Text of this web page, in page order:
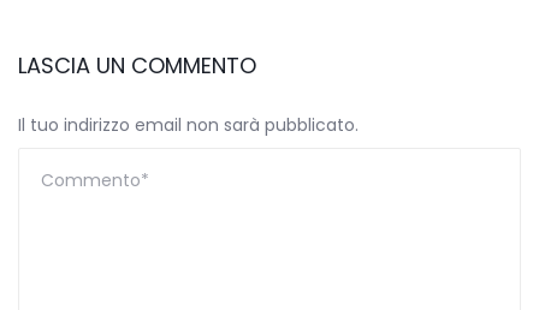
LASCIA UN COMMENTO
Il tuo indirizzo email non sarà pubblicato.